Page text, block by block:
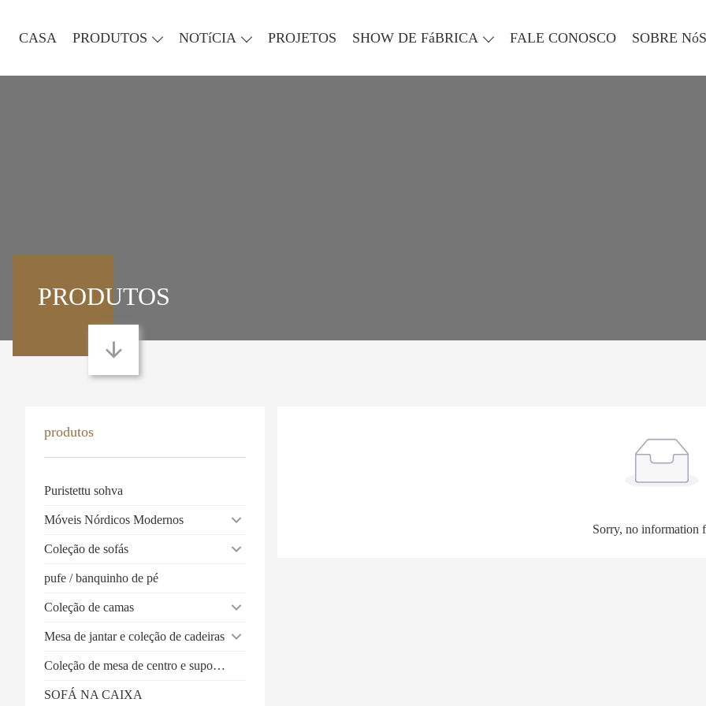
CASA PRODUTOS NOTíCIA PROJETOS SHOW DE FáBRICA FALE CONOSCO SOBRE NóS
PRODUTOS
produtos
Puristettu sohva
Móveis Nórdicos Modernos
Coleção de sofás
pufe / banquinho de pé
Coleção de camas
Mesa de jantar e coleção de cadeiras
Coleção de mesa de centro e suporte de TV
SOFÁ NA CAIXA
Sorry, no information